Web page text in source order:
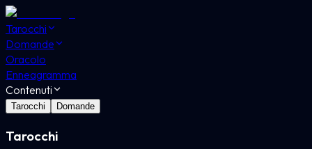
Tarocchi
Domande
Oracolo
Enneagramma
Contenuti
Tarocchi Domande
Tarocchi